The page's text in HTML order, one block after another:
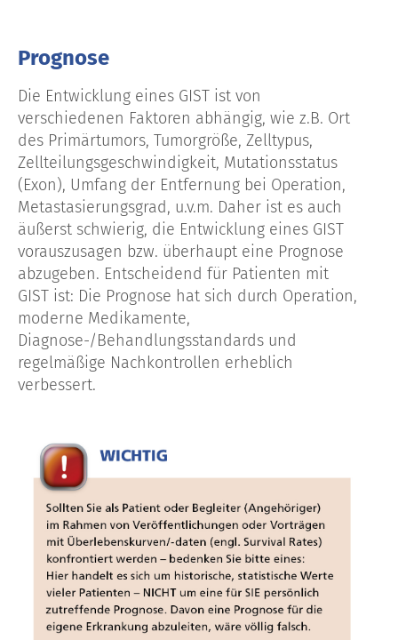
Prognose
Die Entwicklung eines GIST ist von
verschiedenen Faktoren abhängig, wie z.B. Ort
des Primärtumors, Tumorgröße, Zelltypus,
Zellteilungsgeschwindigkeit, Mutationsstatus
(Exon), Umfang der Entfernung bei Operation,
Metastasierungsgrad, u.v.m. Daher ist es auch
äußerst schwierig, die Entwicklung eines GIST
vorauszusagen bzw. überhaupt eine Prognose
abzugeben. Entscheidend für Patienten mit
GIST ist: Die Prognose hat sich durch Operation,
moderne Medikamente,
Diagnose-/Behandlungsstandards und
regelmäßige Nachkontrollen erheblich
verbessert.